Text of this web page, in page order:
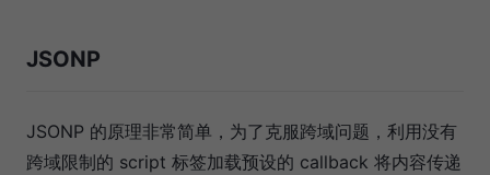
JSONP
JSONP 的原理非常简单，为了克服跨域问题，利用没有
跨域限制的 script 标签加载预设的 callback 将内容传递